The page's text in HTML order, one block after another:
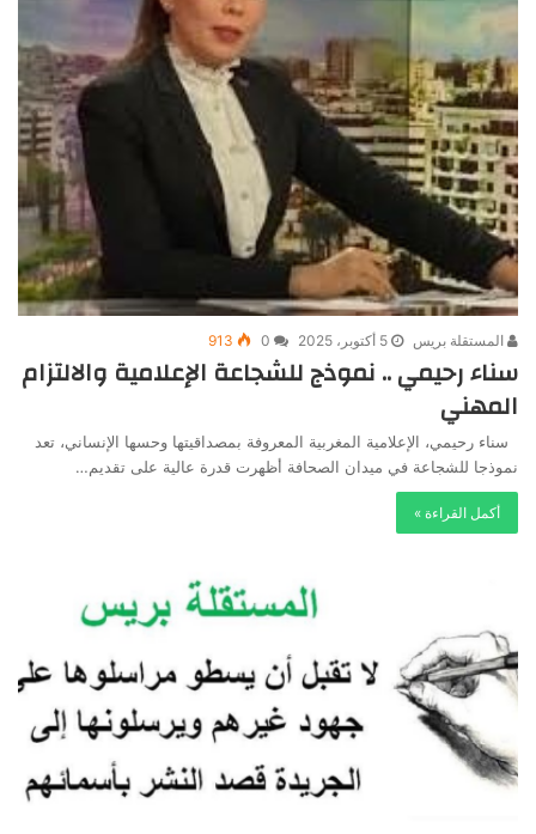
المستقلة بريس 5 أكتوبر، 2025 0
913
سناء رحيمي .. نموذج للشجاعة الإعلامية والالتزام
المهني
سناء رحيمي، الإعلامية المغربية المعروفة بمصداقيتها وحسها الإنساني، تعد
نموذجا للشجاعة في ميدان الصحافة أظهرت قدرة عالية على تقديم…
أكمل القراءة »